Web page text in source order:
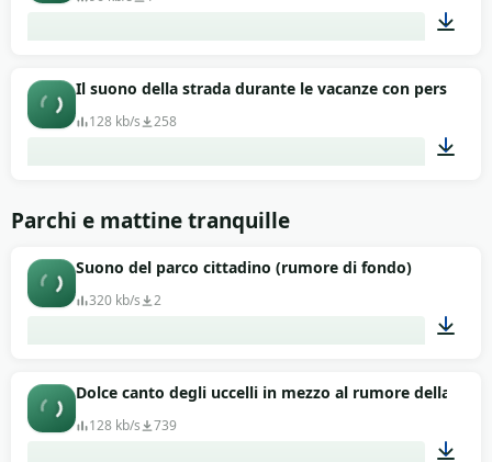
02:00
Il suono della strada durante le vacanze con persone
128 kb/s 258
Parchi e mattine tranquille
Suono del parco cittadino (rumore di fondo)
320 kb/s 2
00:34
Dolce canto degli uccelli in mezzo al rumore della città
128 kb/s 739